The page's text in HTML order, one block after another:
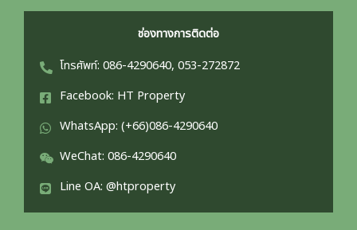
ช่องทางการติดต่อ
โทรศัพท์: 086-4290640, 053-272872
Facebook: HT Property
WhatsApp: (+66)086-4290640
WeChat: 086-4290640
Line OA: @htproperty